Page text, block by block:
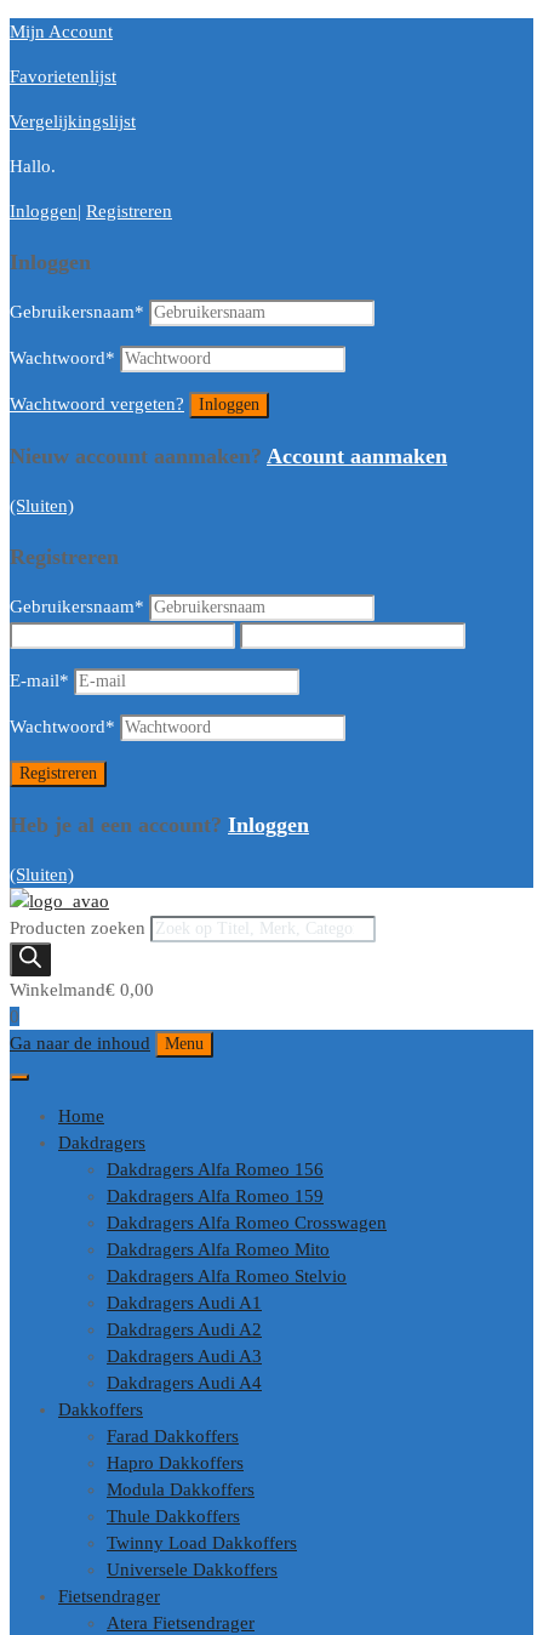
Mijn Account
Favorietenlijst
Vergelijkingslijst
Hallo.
Inloggen| Registreren
Inloggen
Gebruikersnaam*
Wachtwoord*
Wachtwoord vergeten?
Nieuw account aanmaken? Account aanmaken
(Sluiten)
Registreren
Gebruikersnaam*
E-mail*
Wachtwoord*
Heb je al een account? Inloggen
(Sluiten)
Producten zoeken
Winkelmand€ 0,00
0
Ga naar de inhoud
Menu
Home
Dakdragers
Dakdragers Alfa Romeo 156
Dakdragers Alfa Romeo 159
Dakdragers Alfa Romeo Crosswagen
Dakdragers Alfa Romeo Mito
Dakdragers Alfa Romeo Stelvio
Dakdragers Audi A1
Dakdragers Audi A2
Dakdragers Audi A3
Dakdragers Audi A4
Dakkoffers
Farad Dakkoffers
Hapro Dakkoffers
Modula Dakkoffers
Thule Dakkoffers
Twinny Load Dakkoffers
Universele Dakkoffers
Fietsendrager
Atera Fietsendrager